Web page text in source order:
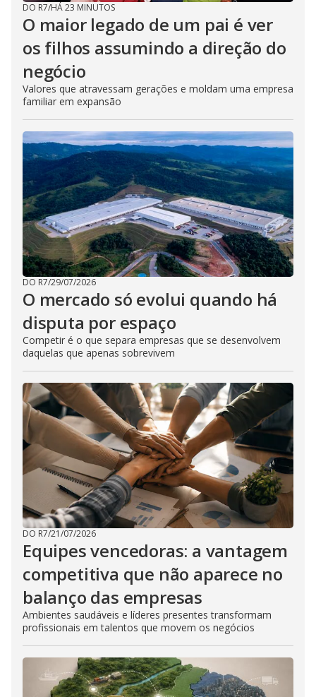
DO R7/HÁ 23 MINUTOS
O maior legado de um pai é ver
os filhos assumindo a direção do
negócio
Valores que atravessam gerações e moldam uma empresa
familiar em expansão
DO R7/29/07/2026
O mercado só evolui quando há
disputa por espaço
Competir é o que separa empresas que se desenvolvem
daquelas que apenas sobrevivem
DO R7/21/07/2026
Equipes vencedoras: a vantagem
competitiva que não aparece no
balanço das empresas
Ambientes saudáveis e líderes presentes transformam
profissionais em talentos que movem os negócios